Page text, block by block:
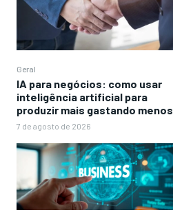
Geral
IA para negócios: como usar
inteligência artificial para
produzir mais gastando menos
7 de agosto de 2026